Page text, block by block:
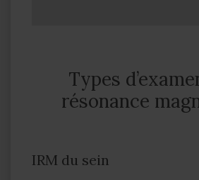
Types
résonance
IRM du sein